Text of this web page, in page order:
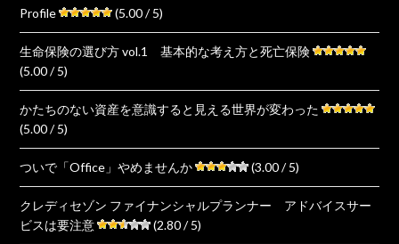
Profile (5.00 / 5)
生命保険の選び方 vol.1 基本的な考え方と死亡保険
(5.00 / 5)
かたちのない資産を意識すると見える世界が変わった
(5.00 / 5)
ついで「Office」やめませんか (3.00 / 5)
クレディセゾン ファイナンシャルプランナー アドバイスサー
ビスは要注意
(2.80 / 5)